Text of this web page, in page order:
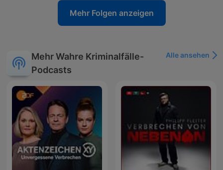
Mehr Folgen anzeigen
Mehr Wahre Kriminalfälle-
Podcasts
Alle ansehen